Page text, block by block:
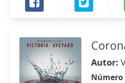
Autor:
Número